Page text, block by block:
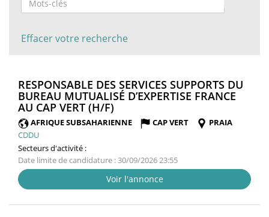
Effacer votre recherche
RESPONSABLE DES SERVICES SUPPORTS DU
BUREAU MUTUALISÉ D’EXPERTISE FRANCE
AU CAP VERT (H/F)
FENÊTRE)
AFRIQUE SUBSAHARIENNE CAP VERT
PRAIA
CDDU
Secteurs d'activité :
Date limite de candidature : 30/09/2026 23:55
Voir l'annonce